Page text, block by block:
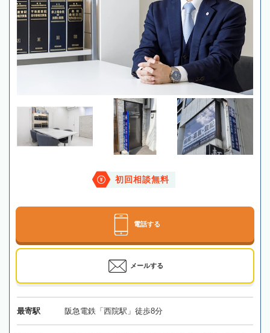
初回相談無料
電話する
メールする
最寄駅 阪急電鉄「西院駅」徒歩8分